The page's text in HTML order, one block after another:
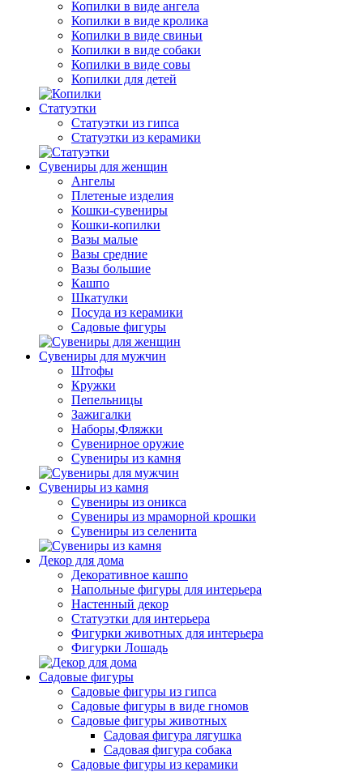
Копилки в виде ангела
Копилки в виде кролика
Копилки в виде свиньи
Копилки в виде собаки
Копилки в виде совы
Копилки для детей
Статуэтки
Статуэтки из гипса
Статуэтки из керамики
Сувениры для женщин
Ангелы
Плетеные изделия
Кошки-сувениры
Кошки-копилки
Вазы малые
Вазы средние
Вазы большие
Кашпо
Шкатулки
Посуда из керамики
Садовые фигуры
Сувениры для мужчин
Штофы
Кружки
Пепельницы
Зажигалки
Наборы,Фляжки
Сувенирное оружие
Сувениры из камня
Сувениры из камня
Сувениры из оникса
Сувениры из мраморной крошки
Сувениры из селенита
Декор для дома
Декоративное кашпо
Напольные фигуры для интерьера
Настенный декор
Статуэтки для интерьера
Фигурки животных для интерьера
Фигурки Лошадь
Садовые фигуры
Садовые фигуры из гипса
Садовые фигуры в виде гномов
Садовые фигуры животных
Садовая фигура лягушка
Садовая фигура собака
Садовые фигуры из керамики